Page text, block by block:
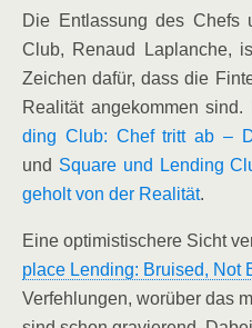
Die Ent­las­sung des
Club, Renaud Laplan­che,
Zei­chen dafür, dass die
Rea­li­tät ange­kom­men
ding Club: Chef tritt ab –
und Squa­re und Len­ding
ge­holt von der Rea­li­tät.
Eine opti­mis­ti­sche­re Sicht
place Len­ding: Brui­sed, Not
Ver­feh­lun­gen, wor­über das